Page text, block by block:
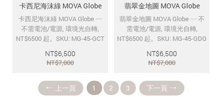
卡西尼海沫綠 MOVA Globe
卡西尼海沫綠 MOVA Globe ─
不需電池/電源, 環境光自轉,
NT$6500 起。SKU: MG-45-GCT
NT$6,500
NT$7,000
翡翠金地圖 MOVA Globe
翡翠金地圖 MOVA Globe ─ 不
需電池/電源, 環境光自轉,
NT$6500 起。SKU: MG-45-GDG
NT$6,500
NT$7,000
上一頁 1 2 3 下一頁